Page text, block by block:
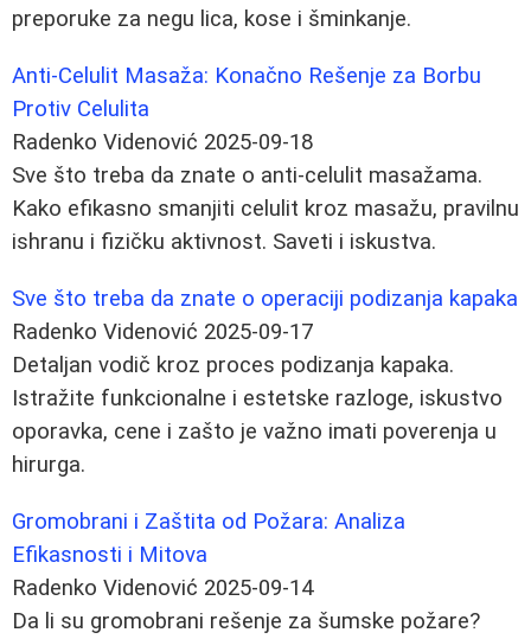
preporuke za negu lica, kose i šminkanje.
Anti-Celulit Masaža: Konačno Rešenje za Borbu
Protiv Celulita
Radenko Videnović 2025-09-18
Sve što treba da znate o anti-celulit masažama.
Kako efikasno smanjiti celulit kroz masažu, pravilnu
ishranu i fizičku aktivnost. Saveti i iskustva.
Sve što treba da znate o operaciji podizanja kapaka
Radenko Videnović 2025-09-17
Detaljan vodič kroz proces podizanja kapaka.
Istražite funkcionalne i estetske razloge, iskustvo
oporavka, cene i zašto je važno imati poverenja u
hirurga.
Gromobrani i Zaštita od Požara: Analiza
Efikasnosti i Mitova
Radenko Videnović 2025-09-14
Da li su gromobrani rešenje za šumske požare?